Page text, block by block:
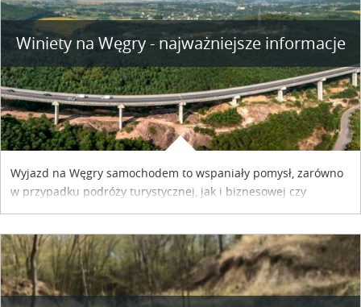
Winiety na Węgry - najważniejsze informacje
Wyjazd na Węgry samochodem to wspaniały pomysł, zarówno
w przypadku podróży turystycznej, jak i biznesowej czy
służbowej. Pamiętać tylko trzeba o wykupieniu winiety, co
współpracy reklamowej z Hungary Vignette.